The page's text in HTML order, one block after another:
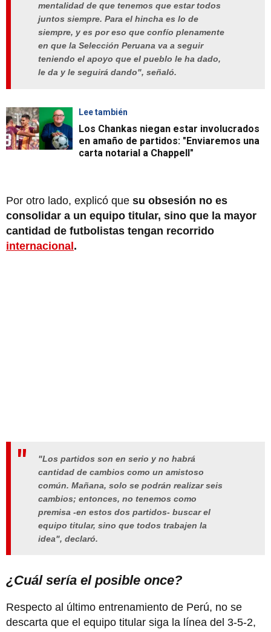
mentalidad de que tenemos que estar todos
juntos siempre. Para el hincha es lo de
siempre, y es por eso que confío plenamente
en que la Selección Peruana va a seguir
teniendo el apoyo que el pueblo le ha dado,
le da y le seguirá dando", señaló.
Lee también
Los Chankas niegan estar involucrados
en amaño de partidos: "Enviaremos una
carta notarial a Chappell"
Por otro lado, explicó que su obsesión no es
consolidar a un equipo titular, sino que la mayor
cantidad de futbolistas tengan recorrido
internacional.
"Los partidos son en serio y no habrá
cantidad de cambios como un amistoso
común. Mañana, solo se podrán realizar seis
cambios; entonces, no tenemos como
premisa -en estos dos partidos- buscar el
equipo titular, sino que todos trabajen la
idea", declaró.
¿Cuál sería el posible once?
Respecto al último entrenamiento de Perú, no se
descarta que el equipo titular siga la línea del 3-5-2,